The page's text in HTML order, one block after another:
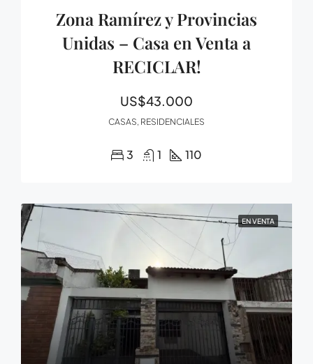
Zona Ramírez y Provincias
Unidas – Casa en Venta a
RECICLAR!
US$43.000
CASAS, RESIDENCIALES
3 1 110
EN VENTA